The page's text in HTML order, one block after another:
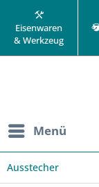
Eisenwaren
& Werkzeug
Menü
Ausstecher